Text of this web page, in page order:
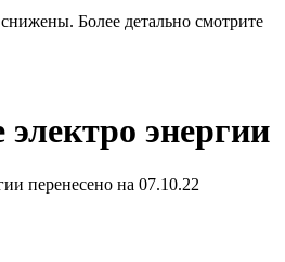
Более детально смотрите
энергии
перенесено на 07.10.22